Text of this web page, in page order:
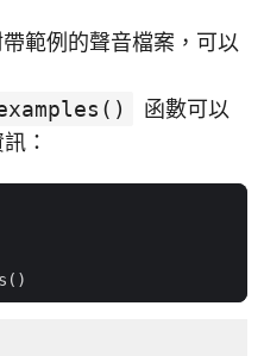
範例的聲音檔案，可以
函數可以
：
()